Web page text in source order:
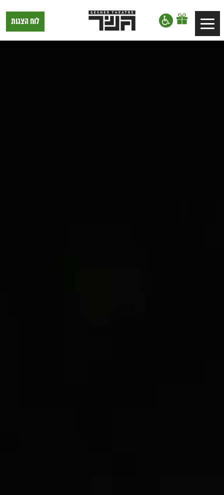
דלג לסרגל הניווט
דלג לתוכן
Toggle
navigation
תיאטרון
גשר,
לוח הצגות